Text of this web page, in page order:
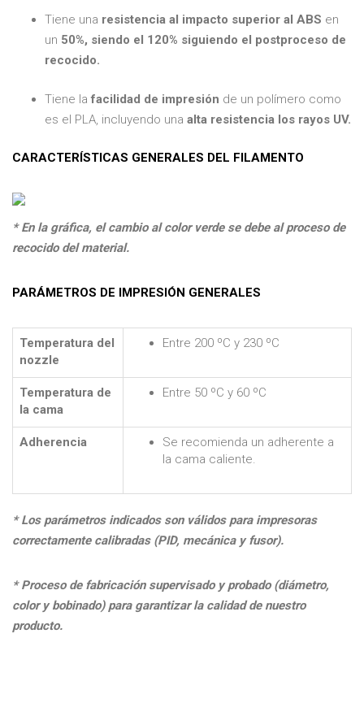
Tiene una resistencia al impacto superior al ABS en
un 50%, siendo el 120% siguiendo el postproceso de
recocido.
Tiene lafacilidad de impresión de un polímero como
es el PLA, incluyendo una alta resistencia los rayos UV.
CARACTERÍSTICAS GENERALES DEL FILAMENTO
* En la gráfica, el cambio al color verde se debe al proceso de
recocido del material.
PARÁMETROS DE IMPRESIÓN GENERALES
Temperatura del
nozzle
Entre 200 ºC y 230 ºC
Temperatura de
la cama
Entre 50 ºC y 60 ºC
Adherencia
Se recomienda un adherente a
la cama caliente.
* Los parámetros indicados son válidos para impresoras
correctamente calibradas (PID, mecánica y fusor).
* Proceso de fabricación supervisado y probado (diámetro,
color y bobinado) para garantizar la calidad de nuestro
producto.